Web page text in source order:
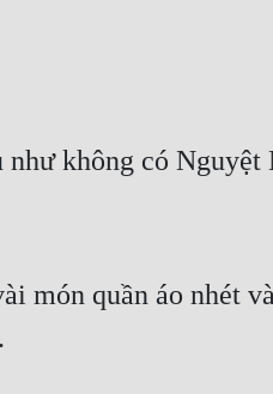
không có
món quần áo nhét